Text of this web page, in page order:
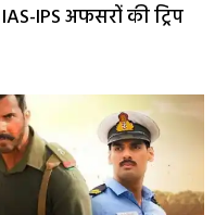
IPS अफसरों की ट्रिप